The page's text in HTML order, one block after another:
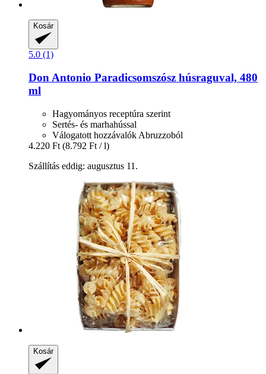
Kosár
5.0 (1)
Don Antonio Paradicsomszósz húsraguval, 480
ml
Hagyományos receptúra szerint
Sertés- és marhahússal
Válogatott hozzávalók Abruzzoból
4.220 Ft (8.792 Ft / l)
Szállítás eddig: augusztus 11.
Kosár